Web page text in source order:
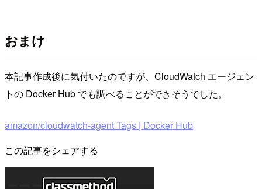
おまけ
本記事作成後に気付いたのですが、CloudWatch エージェン
トの Docker Hub でも調べることができそうでした。
amazon/cloudwatch-agent Tags | Docker Hub
この記事をシェアする